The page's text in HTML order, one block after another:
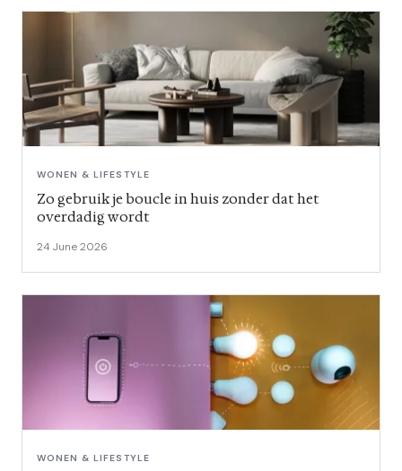
WONEN & LIFESTYLE
Zo gebruik je boucle in huis zonder dat het
overdadig wordt
24 June 2026
WONEN & LIFESTYLE